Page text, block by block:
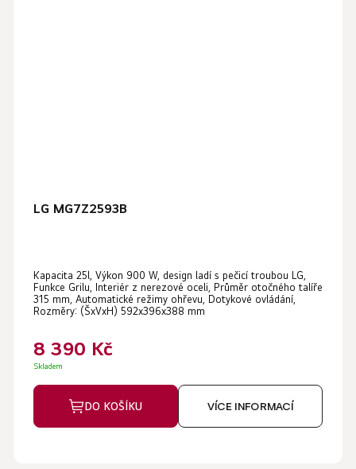
LG MG7Z2593B
Kapacita 25l, Výkon 900 W, design ladí s pečicí troubou LG,
Funkce Grilu, Interiér z nerezové oceli, Průměr otočného talíře
315 mm, Automatické režimy ohřevu, Dotykové ovládání,
Rozměry: (ŠxVxH) 592x396x388 mm
8 390 Kč
Skladem
DO KOŠÍKU VÍCE INFORMACÍ